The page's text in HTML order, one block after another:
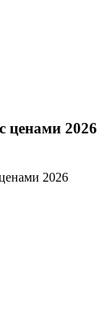
ценами 2026